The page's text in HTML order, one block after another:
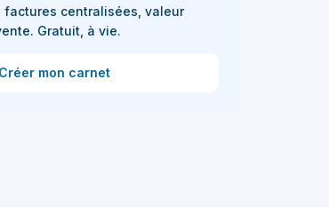
factures centralisées, valeur
Gratuit, à vie.
Créer mon carnet